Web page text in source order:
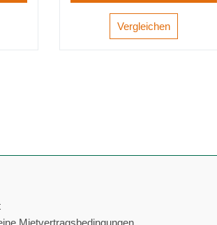
Vergleichen
Mietvertragsbedingungen